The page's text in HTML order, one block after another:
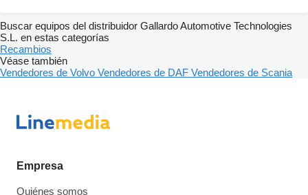
Buscar equipos del distribuidor Gallardo Automotive Technologies
S.L. en estas categorías
Recambios
Véase también
Vendedores de Volvo Vendedores de DAF Vendedores de Scania
Empresa
Quiénes somos